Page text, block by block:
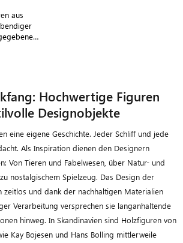
aus
Hochwertige Figuren
Designobjekte
eine eigene Geschichte. Jeder Schliff und jede
Als Inspiration dienen den Designern
Von Tieren und Fabelwesen, über Natur- und
nostalgischem Spielzeug. Das Design der
zeitlos und dank der nachhaltigen Materialien
Verarbeitung versprechen sie langanhaltende
hinweg. In Skandinavien sind Holzfiguren von
Kay Bojesen und Hans Bolling mittlerweile